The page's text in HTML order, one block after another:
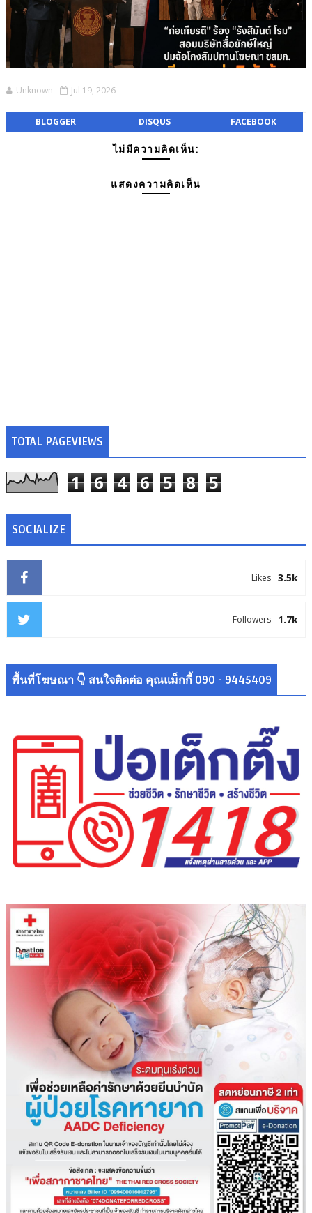
Unknown Jul 19, 2026
BLOGGER DISQUS FACEBOOK
ไม่มีความคิดเห็น:
แสดงความคิดเห็น
TOTAL PAGEVIEWS
1 6 4 6 5 8 5
SOCIALIZE
3.5k
Likes
1.7k
Followers
พื้นที่โฆษณา 👇 สนใจติดต่อ คุณแม็กกี้ 090 - 9445409